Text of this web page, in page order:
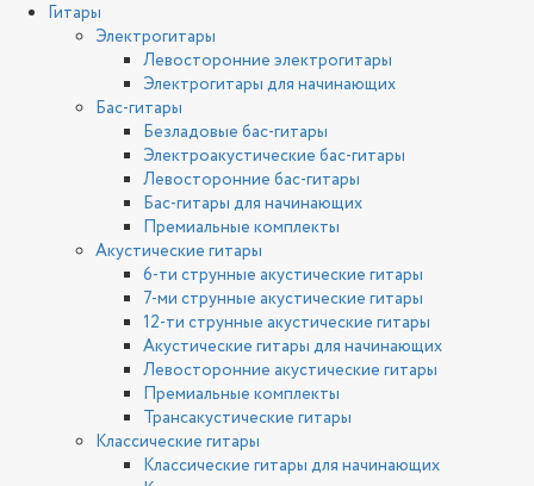
Гитары
Электрогитары
Левосторонние электрогитары
Электрогитары для начинающих
Бас-гитары
Безладовые бас-гитары
Электроакустические бас-гитары
Левосторонние бас-гитары
Бас-гитары для начинающих
Премиальные комплекты
Акустические гитары
6-ти струнные акустические гитары
7-ми струнные акустические гитары
12-ти струнные акустические гитары
Акустические гитары для начинающих
Левосторонние акустические гитары
Премиальные комплекты
Трансакустические гитары
Классические гитары
Классические гитары для начинающих